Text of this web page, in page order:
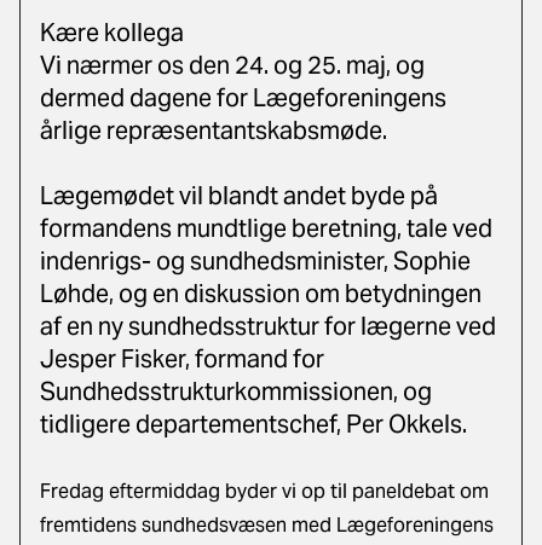
Kære kollega
Vi nærmer os den 24. og 25. maj, og
dermed dagene for Lægeforeningens
årlige repræsentantskabsmøde.
Lægemødet vil blandt andet byde på
formandens mundtlige beretning, tale ved
indenrigs- og sundhedsminister, Sophie
Løhde, og en diskussion om betydningen
af en ny sundhedsstruktur for lægerne ved
Jesper Fisker, formand for
Sundhedsstrukturkommissionen, og
tidligere departementschef, Per Okkels.
Fredag eftermiddag byder vi op til paneldebat om
fremtidens sundhedsvæsen med Lægeforeningens